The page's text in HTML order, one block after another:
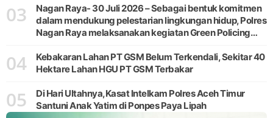
03
Nagan Raya- 30 Juli 2026 – Sebagai bentuk komitmen
dalam mendukung pelestarian lingkungan hidup, Polres
Nagan Raya melaksanakan kegiatan Green Policing
Kecamatan Beutong, Kabupaten
04
Kebakaran Lahan PT GSM Belum Terkendali, Sekitar 40
Hektare Lahan HGU PT GSM Terbakar
05
Di Hari Ultahnya,Kasat Intelkam Polres Aceh Timur
Santuni Anak Yatim di Ponpes Paya Lipah